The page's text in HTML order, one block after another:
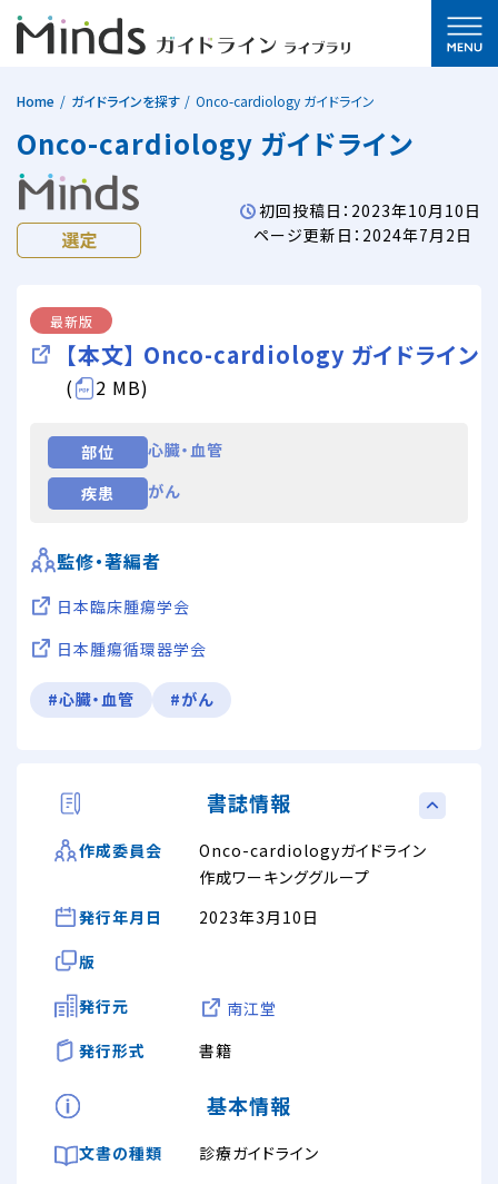
Home ガイドラインを探す Onco-cardiology ガイドライン
Onco-cardiology ガイドライン
初回投稿日：2023年10月10日
ページ更新日：2024年7月2日
最新版
【本文】 Onco-cardiology ガイドライン
( 2 MB)
部位
心臓・血管
疾患
がん
監修・著編者
日本臨床腫瘍学会
日本腫瘍循環器学会
#心臓・血管 #がん
書誌情報
作成委員会
Onco-cardiologyガイドライン
作成ワーキンググループ
発行年月日
2023年3月10日
版
発行元
南江堂
発行形式
書籍
基本情報
文書の種類
診療ガイドライン